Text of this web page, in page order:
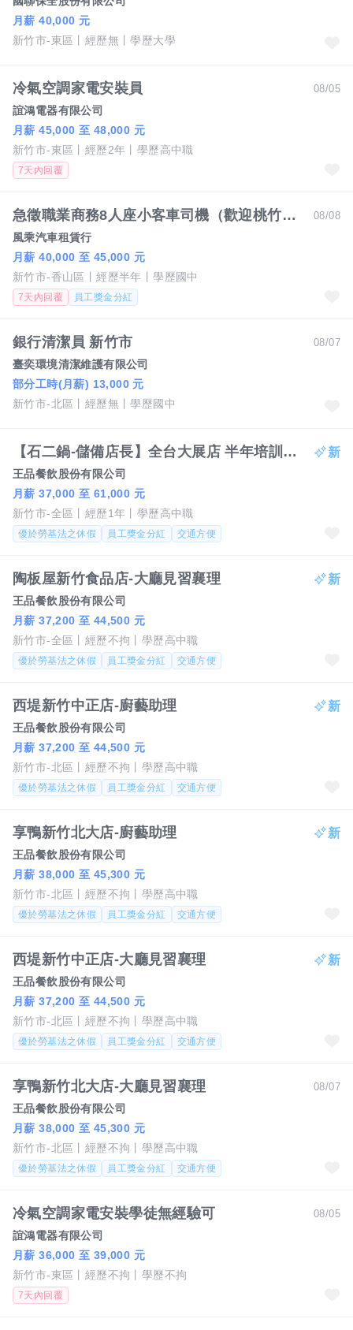
月薪 40,000 元
新竹市-東區
經歷無 學歷大學
08/05
冷氣空調家電安裝員
誼鴻電器有限公司
月薪 45,000 至 48,000 元
新竹市-東區
經歷2年 學歷高中職
7天內回覆
08/08
急徵職業商務8人座小客車司機（歡迎桃竹苗地區電洽0913057753孫先生）經常性薪資40000以上.具備職業小客車駕照，歡迎來電.
風乘汽車租賃行
月薪 40,000 至 45,000 元
新竹市-香山區
經歷半年 學歷國中
7天內回覆 員工獎金分紅
08/07
銀行清潔員 新竹市
臺奕環境清潔維護有限公司
部分工時(月薪) 13,000 元
新竹市-北區
經歷無 學歷國中
【石二鍋-儲備店長】全台大展店 半年培訓 快速晉升 竹苗
王品餐飲股份有限公司
月薪 37,000 至 61,000 元
新竹市-全區
經歷1年 學歷高中職
優於勞基法之休假 員工獎金分紅 交通方便
陶板屋新竹食品店-大廳見習襄理
王品餐飲股份有限公司
月薪 37,200 至 44,500 元
新竹市-全區
經歷不拘 學歷高中職
優於勞基法之休假 員工獎金分紅 交通方便
西堤新竹中正店-廚藝助理
王品餐飲股份有限公司
月薪 37,200 至 44,500 元
新竹市-北區
經歷不拘 學歷高中職
優於勞基法之休假 員工獎金分紅 交通方便
享鴨新竹北大店-廚藝助理
王品餐飲股份有限公司
月薪 38,000 至 45,300 元
新竹市-北區
經歷不拘 學歷高中職
優於勞基法之休假 員工獎金分紅 交通方便
西堤新竹中正店-大廳見習襄理
王品餐飲股份有限公司
月薪 37,200 至 44,500 元
新竹市-北區
經歷不拘 學歷高中職
優於勞基法之休假 員工獎金分紅 交通方便
08/07
享鴨新竹北大店-大廳見習襄理
王品餐飲股份有限公司
月薪 38,000 至 45,300 元
新竹市-北區
經歷不拘 學歷高中職
優於勞基法之休假 員工獎金分紅 交通方便
08/05
冷氣空調家電安裝學徒無經驗可
誼鴻電器有限公司
月薪 36,000 至 39,000 元
新竹市-東區
經歷不拘 學歷不拘
7天內回覆